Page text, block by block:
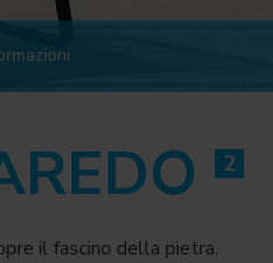
2
il fascino della pietra.